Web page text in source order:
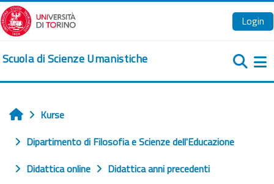
Zum Hauptinhalt
Login
Scuola di Scienze Umanistiche
Startseite
Kurse
Dipartimento di Filosofia e Scienze dell'Educazione
Didattica online
Didattica anni precedenti